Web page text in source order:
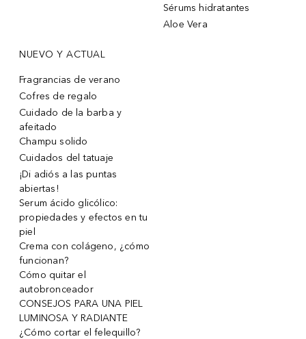
Sérums hidratantes
Aloe Vera
NUEVO Y ACTUAL
Fragrancias de verano
Cofres de regalo
Cuidado de la barba y
afeitado
Champu solido
Cuidados del tatuaje
¡Di adiós a las puntas
abiertas!
Serum ácido glicólico:
propiedades y efectos en tu
piel
Crema con colágeno, ¿cómo
funcionan?
Cómo quitar el
autobronceador
CONSEJOS PARA UNA PIEL
LUMINOSA Y RADIANTE
¿Cómo cortar el felequillo?